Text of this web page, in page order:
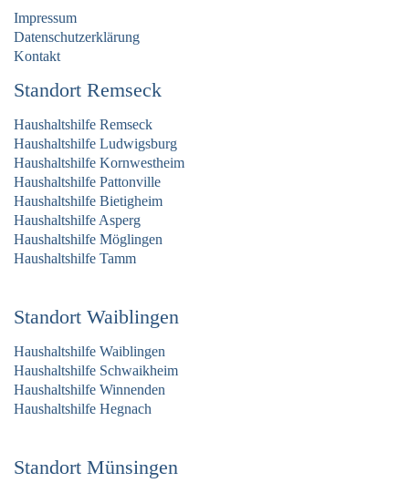
Impressum
Datenschutzerklärung
Kontakt
Standort Remseck
Haushaltshilfe Remseck
Haushaltshilfe Ludwigsburg
Haushaltshilfe Kornwestheim
Haushaltshilfe Pattonville
Haushaltshilfe Bietigheim
Haushaltshilfe Asperg
Haushaltshilfe Möglingen
Haushaltshilfe Tamm
Standort Waiblingen
Haushaltshilfe Waiblingen
Haushaltshilfe Schwaikheim
Haushaltshilfe Winnenden
Haushaltshilfe Hegnach
Standort Münsingen